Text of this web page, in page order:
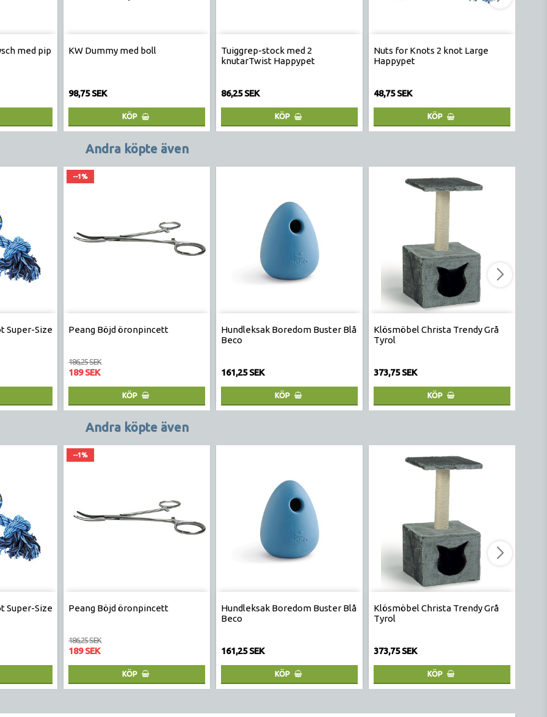
med pip KW Dummy med boll
98,75 SEK
KÖP
Tuiggrep-stock med 2
knutarTwist Happypet
86,25 SEK
KÖP
Nuts for Knots 2 knot Large
Happypet
48,75 SEK
KÖP
Andra köpte även
Super-Size
--1%
Peang Böjd öronpincett
186,25 SEK
189 SEK
KÖP
Hundleksak Boredom Buster Blå
Beco
161,25 SEK
KÖP
Klösmöbel Christa Trendy Grå
Tyrol
373,75 SEK
KÖP
Andra köpte även
Super-Size
--1%
Peang Böjd öronpincett
186,25 SEK
189 SEK
KÖP
Hundleksak Boredom Buster Blå
Beco
161,25 SEK
KÖP
Klösmöbel Christa Trendy Grå
Tyrol
373,75 SEK
KÖP